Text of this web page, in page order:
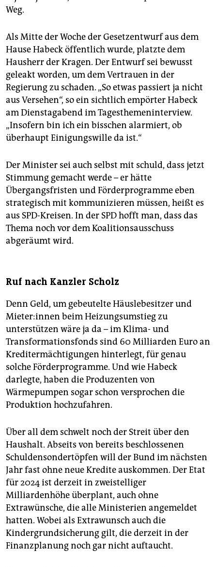
Weg.
Als Mitte der Woche der Gesetzentwurf aus dem
Hause Habeck öffentlich wurde, platzte dem
Hausherr der Kragen. Der Entwurf sei bewusst
geleakt worden, um dem Vertrauen in der
Regierung zu schaden. „So etwas passiert ja nicht
aus Versehen“, so ein sichtlich empörter Habeck
am Dienstagabend im Tagesthemeninterview.
„Insofern bin ich ein bisschen alarmiert, ob
überhaupt Einigungswille da ist.“
Der Minister sei auch selbst mit schuld, dass jetzt
Stimmung gemacht werde – er hätte
Übergangsfristen und Förderprogramme eben
strategisch mit kommunizieren müssen, heißt es
aus SPD-Kreisen. In der SPD hofft man, dass das
Thema noch vor dem Koalitionsausschuss
abgeräumt wird.
Ruf nach Kanzler Scholz
Denn Geld, um gebeutelte Häuslebesitzer und
Mie­te­r:in­nen beim Heizungsumstieg zu
unterstützen wäre ja da – im Klima- und
Transformationsfonds sind 60 Milliarden Euro an
Kreditermächtigungen hinterlegt, für genau
solche Förderprogramme. Und wie Habeck
darlegte, haben die Produzenten von
Wärmepumpen sogar schon versprochen die
Produktion hochzufahren.
Über all dem schwelt noch der Streit über den
Haushalt. Abseits von bereits beschlossenen
Schuldensondertöpfen will der Bund im nächsten
Jahr fast ohne neue Kredite auskommen. Der Etat
für 2024 ist derzeit in zweistelliger
Milliardenhöhe überplant, auch ohne
Extrawünsche, die alle Ministerien angemeldet
hatten. Wobei als Extrawunsch auch die
Kindergrundsicherung gilt, die derzeit in der
Finanzplanung noch gar nicht auftaucht.